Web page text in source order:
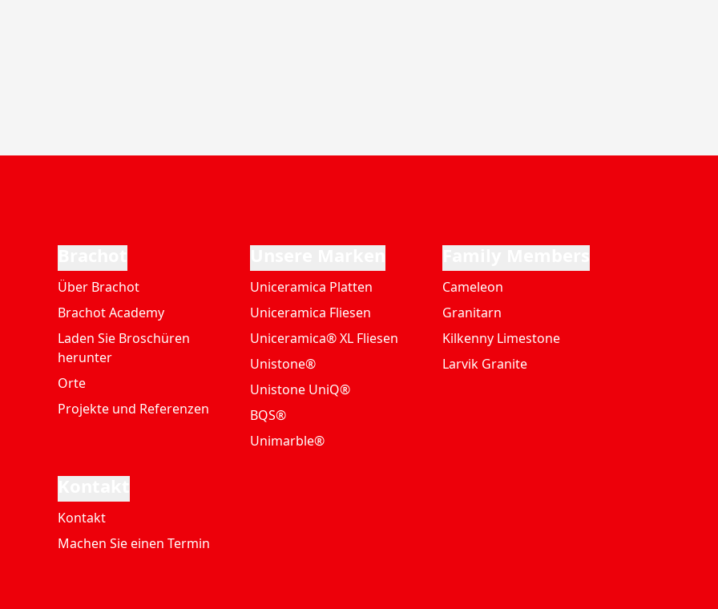
Über Brachot
Brachot Academy
Laden Sie Broschüren
herunter
Orte
Projekte und Referenzen
Uniceramica Platten
Uniceramica Fliesen
Uniceramica® XL Fliesen
Unistone®
Unistone UniQ®
BQS®
Unimarble®
Cameleon
Granitarn
Kilkenny Limestone
Larvik Granite
Kontakt
Machen Sie einen Termin